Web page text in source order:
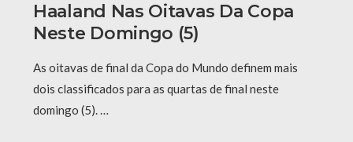
Haaland Nas Oitavas Da Copa
Neste Domingo (5)
As oitavas de final da Copa do Mundo definem mais
dois classificados para as quartas de final neste
domingo (5). …